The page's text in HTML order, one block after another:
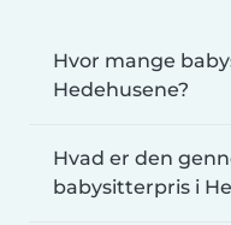
Hvor mange
Hedehusene?
Hvad er den
babysitterpris i